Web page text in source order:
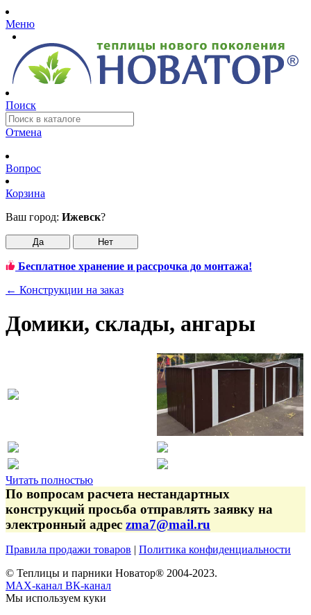
Меню
Поиск
Отмена
Вопрос
Корзина
Ваш город: Ижевск?
Да Нет
Бесплатное хранение и рассрочка до монтажа!
← Конструкции на заказ
Домики, склады, ангары
Читать полностью
По вопросам расчета нестандартных
конструкций просьба отправлять заявку на
электронный адрес zma7@mail.ru
Правила продажи товаров | Политика конфиденциальности
© Теплицы и парники Новатор® 2004-2023.
MAX-канал ВК-канал
Мы используем куки